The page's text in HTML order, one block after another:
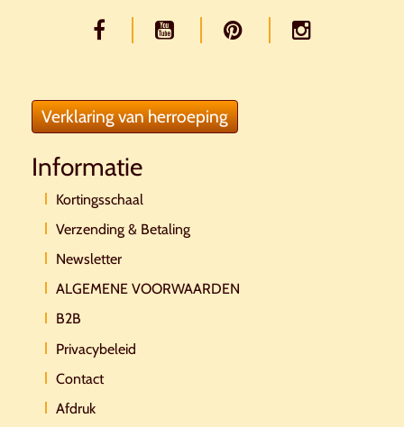
Verklaring van herroeping
Informatie
Kortingsschaal
Verzending & Betaling
Newsletter
ALGEMENE VOORWAARDEN
B2B
Privacybeleid
Contact
Afdruk